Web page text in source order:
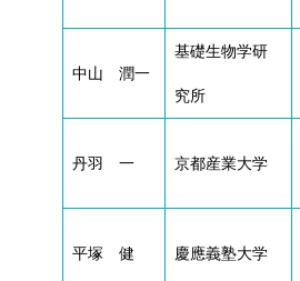
中山 潤一
基礎生物学研
究所
丹羽 一 京都産業大学
平塚 健 慶應義塾大学